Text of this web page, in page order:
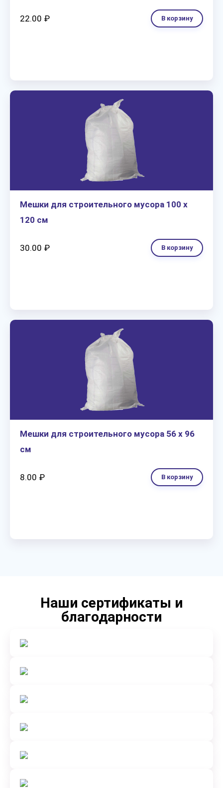
22.00 ₽ В корзину
Мешки для строительного мусора 100 х
120 см
30.00 ₽ В корзину
Мешки для строительного мусора 56 х 96
см
8.00 ₽ В корзину
Наши сертификаты и
благодарности